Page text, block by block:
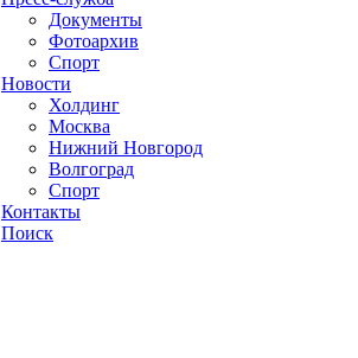
Документы
Фотоархив
Спорт
Новости
Холдинг
Москва
Нижний Новгород
Волгоград
Спорт
Контакты
Поиск